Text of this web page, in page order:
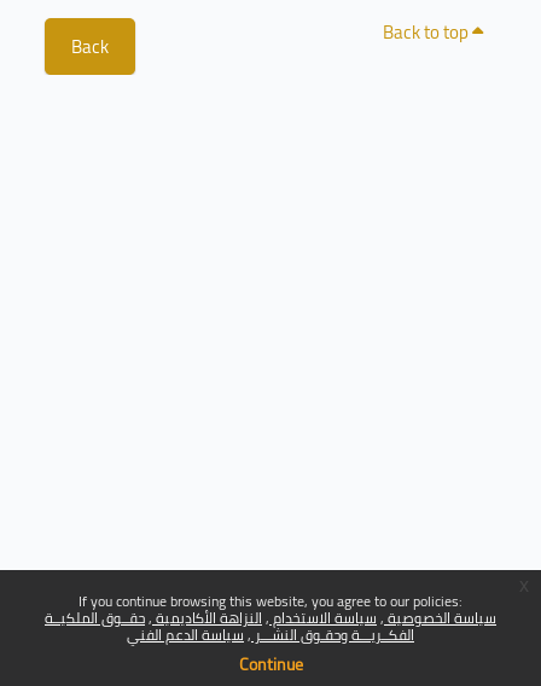
If you continue browsing this website, you agree to our policies:
سياسة الخصوصية سياسة الاستخدام النزاهة الأكاديمية حقــوق الملكيــة
الفكــريـــة وحقـوق النشـــر سياسة الدعم الفني
Continue
Back Back to top